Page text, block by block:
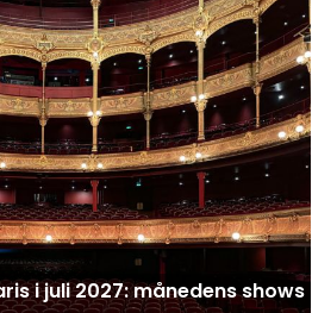
i juli 2027: månedens shows